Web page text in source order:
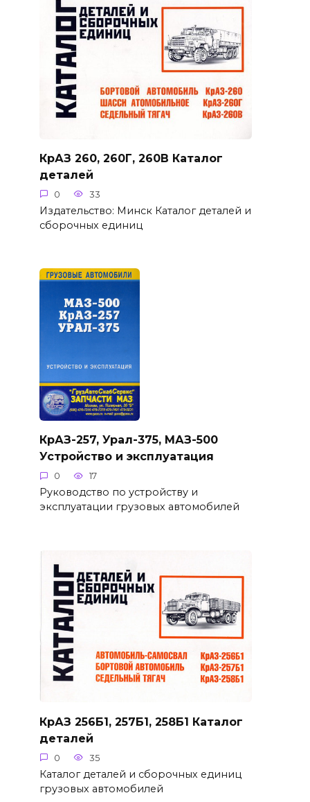
КрАЗ 260, 260Г, 260В Каталог
деталей
0 33
Издательство: Минск Каталог деталей и
сборочных единиц
КрАЗ-257, Урал-375, МАЗ-500
Устройство и эксплуатация
0 17
Руководство по устройству и
эксплуатации грузовых автомобилей
КрАЗ 256Б1, 257Б1, 258Б1 Каталог
деталей
0 35
Каталог деталей и сборочных единиц
грузовых автомобилей